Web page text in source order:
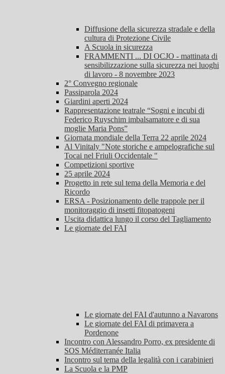
Diffusione della sicurezza stradale e della
cultura di Protezione Civile
A Scuola in sicurezza
FRAMMENTI ... DI OCJO - mattinata di
sensibilizzazione sulla sicurezza nei luoghi
di lavoro - 8 novembre 2023
2° Convegno regionale
Passiparola 2024
Giardini aperti 2024
Rappresentazione teatrale “Sogni e incubi di
Federico Ruyschim imbalsamatore e di sua
moglie Maria Pons”
Giornata mondiale della Terra 22 aprile 2024
Al Vinitaly "Note storiche e ampelografiche sul
Tocai nel Friuli Occidentale "
Competizioni sportive
25 aprile 2024
Progetto in rete sul tema della Memoria e del
Ricordo
ERSA - Posizionamento delle trappole per il
monitoraggio di insetti fitopatogeni
Uscita didattica lungo il corso del Tagliamento
Le giornate del FAI
Le giornate del FAI d'autunno a Navarons
Le giornate del FAI di primavera a
Pordenone
Incontro con Alessandro Porro, ex presidente di
SOS Méditerranée Italia
Incontro sul tema della legalità con i carabinieri
La Scuola e la PMP